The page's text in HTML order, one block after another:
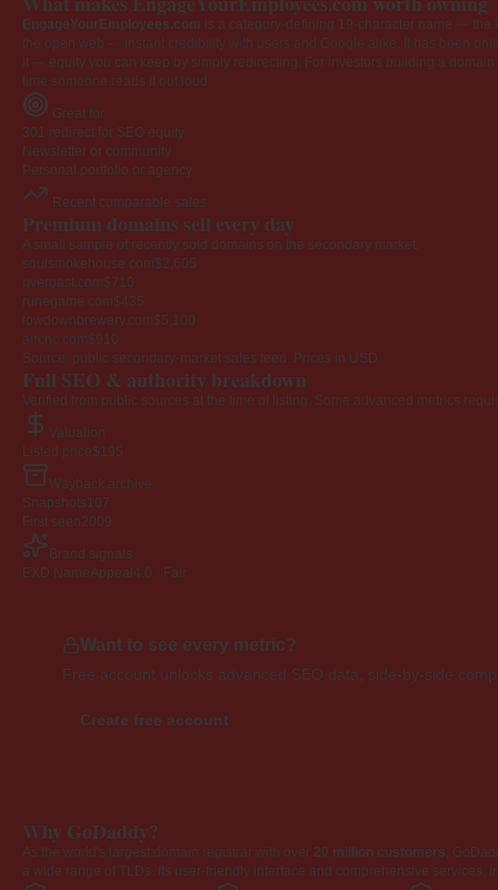
EngageYourEmployees.com is a category-defining 19-character name — the
the open web — instant credibility with users and Google alike. It has been
it — equity you can keep by simply redirecting. For investors building a
time someone reads it out loud.
Great for
301 redirect for SEO equity
Newsletter or community
Personal portfolio or agency
Recent comparable sales
Premium domains sell every day
A small sample of recently sold domains on the secondary market.
soulsmokehouse.com$2,605
riverpast.com$710
runegame.com$435
lowdownbrewery.com$5,100
aircnc.com$910
Source: public secondary-market sales feed. Prices in USD.
Full SEO & authority breakdown
Verified from public sources at the time of listing. Some advanced metrics
Valuation
Listed price$195
Wayback archive
Snapshots 107
First seen2009
Brand signals
EXD NameAppeal 4.0 · Fair
Want to see every metric?
Free account unlocks advanced SEO data, side-by-side
Create free account
Why GoDaddy?
As the world's largest domain registrar with over 20 million customers,
a wide range of TLDs. Its user-friendly interface and comprehensive